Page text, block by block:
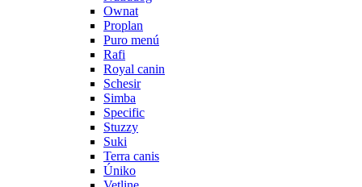
Ownat
Proplan
Puro menú
Rafi
Royal canin
Schesir
Simba
Specific
Stuzzy
Suki
Terra canis
Úniko